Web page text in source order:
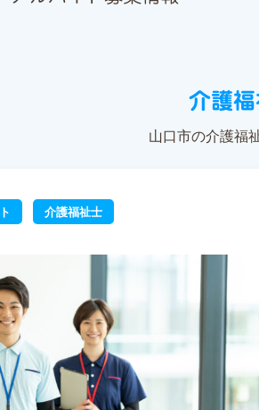
介護
山口市の介護福
介護福祉士